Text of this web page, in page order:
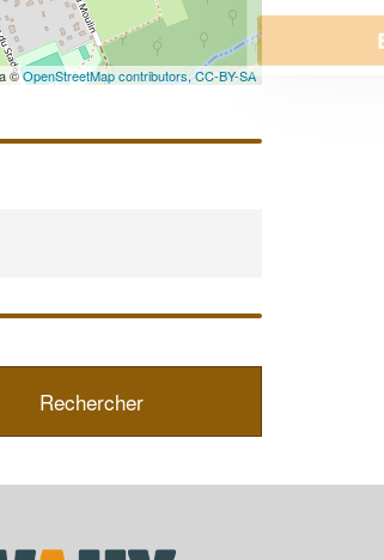
©OpenStreetMap contributors,CC-BY-SA
En savoir plus